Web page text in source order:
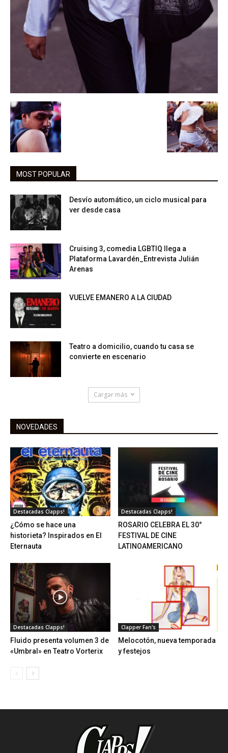
MOST POPULAR
Desvío automático, un ciclo musical para
ver desde casa
Cruising 3, comedia LGBTIQ llega a
Plataforma Lavardén_Entrevista Julián
Arenas
VUELVE EMANERO A LA CIUDAD
Teatro a domicilio, cuando tu casa se
convierte en escenario
Cargar más
NOVEDADES
Destacadas Clapps!
¿Cómo se hace una
historieta? Inspirados en El
Eternauta
Destacadas Clapps!
ROSARIO CELEBRA EL 30°
FESTIVAL DE CINE
LATINOAMERICANO
Destacadas Clapps!
Fluido presenta volumen 3 de
«Umbral» en Teatro Vorterix
Clapper Fan's
Melocotón, nueva temporada
y festejos